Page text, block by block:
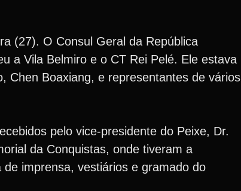
(27). O Consul Geral da República
a Vila Belmiro e o CT Rei Pelé. Ele estava
Chen Boaxiang, e representantes de vários
pelo vice-presidente do Peixe, Dr.
da Conquistas, onde tiveram a
imprensa, vestiários e gramado do